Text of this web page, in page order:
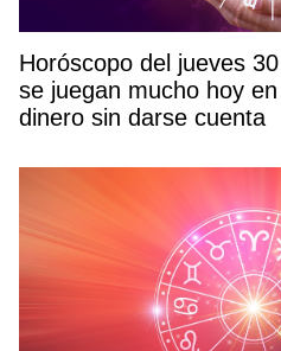
Horóscopo del jueves
se juegan mucho hoy
dinero sin darse cuenta